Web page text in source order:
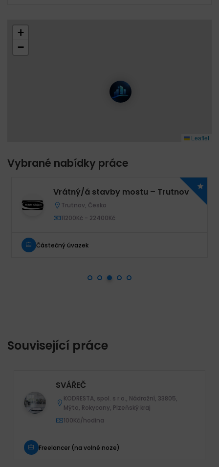
+
−
Leaflet
Vybrané nabídky práce
Vrátný/á stavby mostu – Trutnov
Trutnov, Česko
11200Kč - 22400Kč
Částečný úvazek
Související práce
SVÁŘEČ
KODRESTA, spol. s r.o., Nádražní, 33805,
Mýto, Rokycany, Plzeňský kraj
100Kč/hodina
Freelancer (na volné noze)